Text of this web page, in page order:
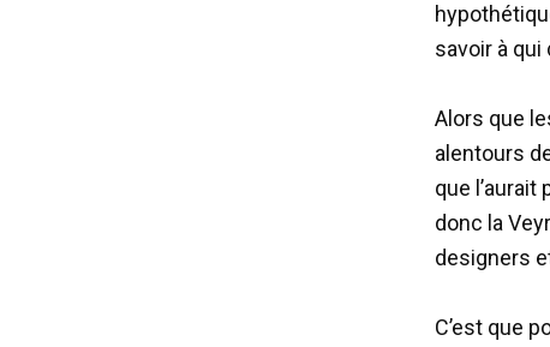
savoir à qui
Alors que
alentours
que
donc la
designers
C’est que